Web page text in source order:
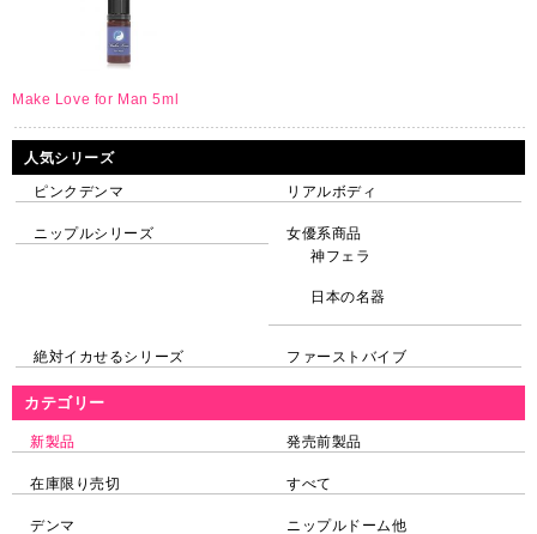
人気シリーズ
ピンクデンマ リアルボディ
ニップルシリーズ
女優系商品
神フェラ
日本の名器
絶対イカせるシリーズ ファーストバイブ
カテゴリー
新製品 発売前製品
在庫限り売切 すべて
デンマ ニップルドーム他
Make Love for Man 5ml